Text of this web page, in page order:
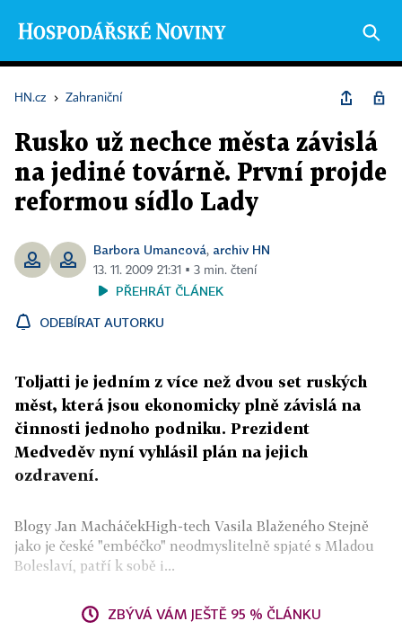
HN.cz › Zahraniční
Rusko už nechce města závislá
na jediné továrně. První projde
reformou sídlo Lady
Barbora Umancová, archiv HN
13. 11. 2009 21:31 ▪ 3 min. čtení
PŘEHRÁT ČLÁNEK
ODEBÍRAT AUTORKU
Toljatti je jedním z více než dvou set ruských
měst, která jsou ekonomicky plně závislá na
činnosti jednoho podniku. Prezident
Medveděv nyní vyhlásil plán na jejich
ozdravení.
Blogy Jan MacháčekHigh-tech Vasila Blaženého Stejně
jako je české "embéčko" neodmyslitelně spjaté s Mladou
Boleslaví, patří k sobě i...
ZBÝVÁ VÁM JEŠTĚ 95 % ČLÁNKU